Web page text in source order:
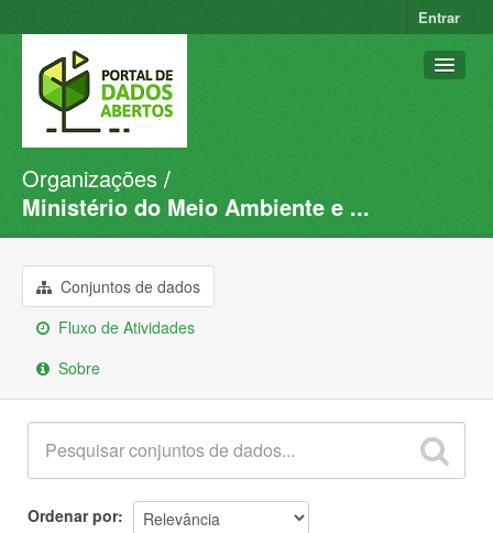
Entrar
Conjuntos de dados
Organizações
Sobre
Organizações
Ministério do Meio Ambiente e ...
Conjuntos de dados
Fluxo de Atividades
Sobre
Ordenar por